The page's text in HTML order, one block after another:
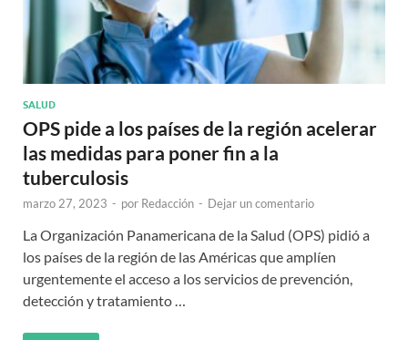
SALUD
OPS pide a los países de la región acelerar
las medidas para poner fin a la
tuberculosis
marzo 27, 2023 - por Redacción - Dejar un comentario
La Organización Panamericana de la Salud (OPS) pidió a
los países de la región de las Américas que amplíen
urgentemente el acceso a los servicios de prevención,
detección y tratamiento …